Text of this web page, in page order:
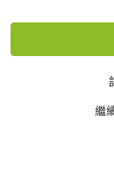
繼